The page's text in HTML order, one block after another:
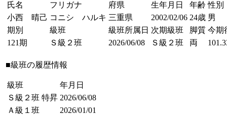
氏名 フリガナ 府県 生年月日 年齢 性別
小西 晴己 コニシ ハルキ 三重県 2002/02/06 24歳 男
期別
級班 級班所属日 次期級班 脚質 今期
121期
Ｓ級２班 2026/06/08 Ｓ級２班 両
■級班の履歴情報
級班
年月日
Ｓ級２班 特昇 2026/06/08
Ａ級１班
2026/01/01